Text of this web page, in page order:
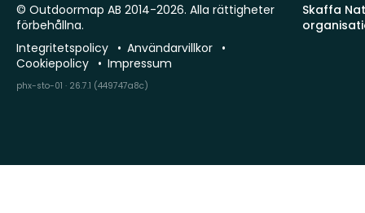
Skaffa
© Outdoormap AB 2014-2026. Alla rättigheter
förbehållna.
Integritetspolicy
Användarvillkor
Cookiepolicy
Impressum
phx-sto-01 · 26.7.1 (449747a8c)